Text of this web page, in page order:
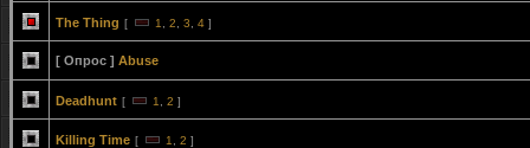
The Thing [ 1 2 3 4 ]
[ Опрос ] Abuse
Deadhunt [ 1 2 ]
Killing Time [ 1 2 ]